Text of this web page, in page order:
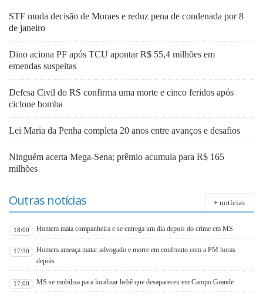
STF muda decisão de Moraes e reduz pena de condenada por 8
de janeiro
Dino aciona PF após TCU apontar R$ 55,4 milhões em
emendas suspeitas
Defesa Civil do RS confirma uma morte e cinco feridos após
ciclone bomba
Lei Maria da Penha completa 20 anos entre avanços e desafios
Ninguém acerta Mega-Sena; prêmio acumula para R$ 165
milhões
Outras notícias + notícias
18:00 Homem mata companheira e se entrega um dia depois do crime em MS
17:30
Homem ameaça matar advogado e morre em confronto com a PM horas
depois
17:00 MS se mobiliza para localizar bebê que desapareceu em Campo Grande